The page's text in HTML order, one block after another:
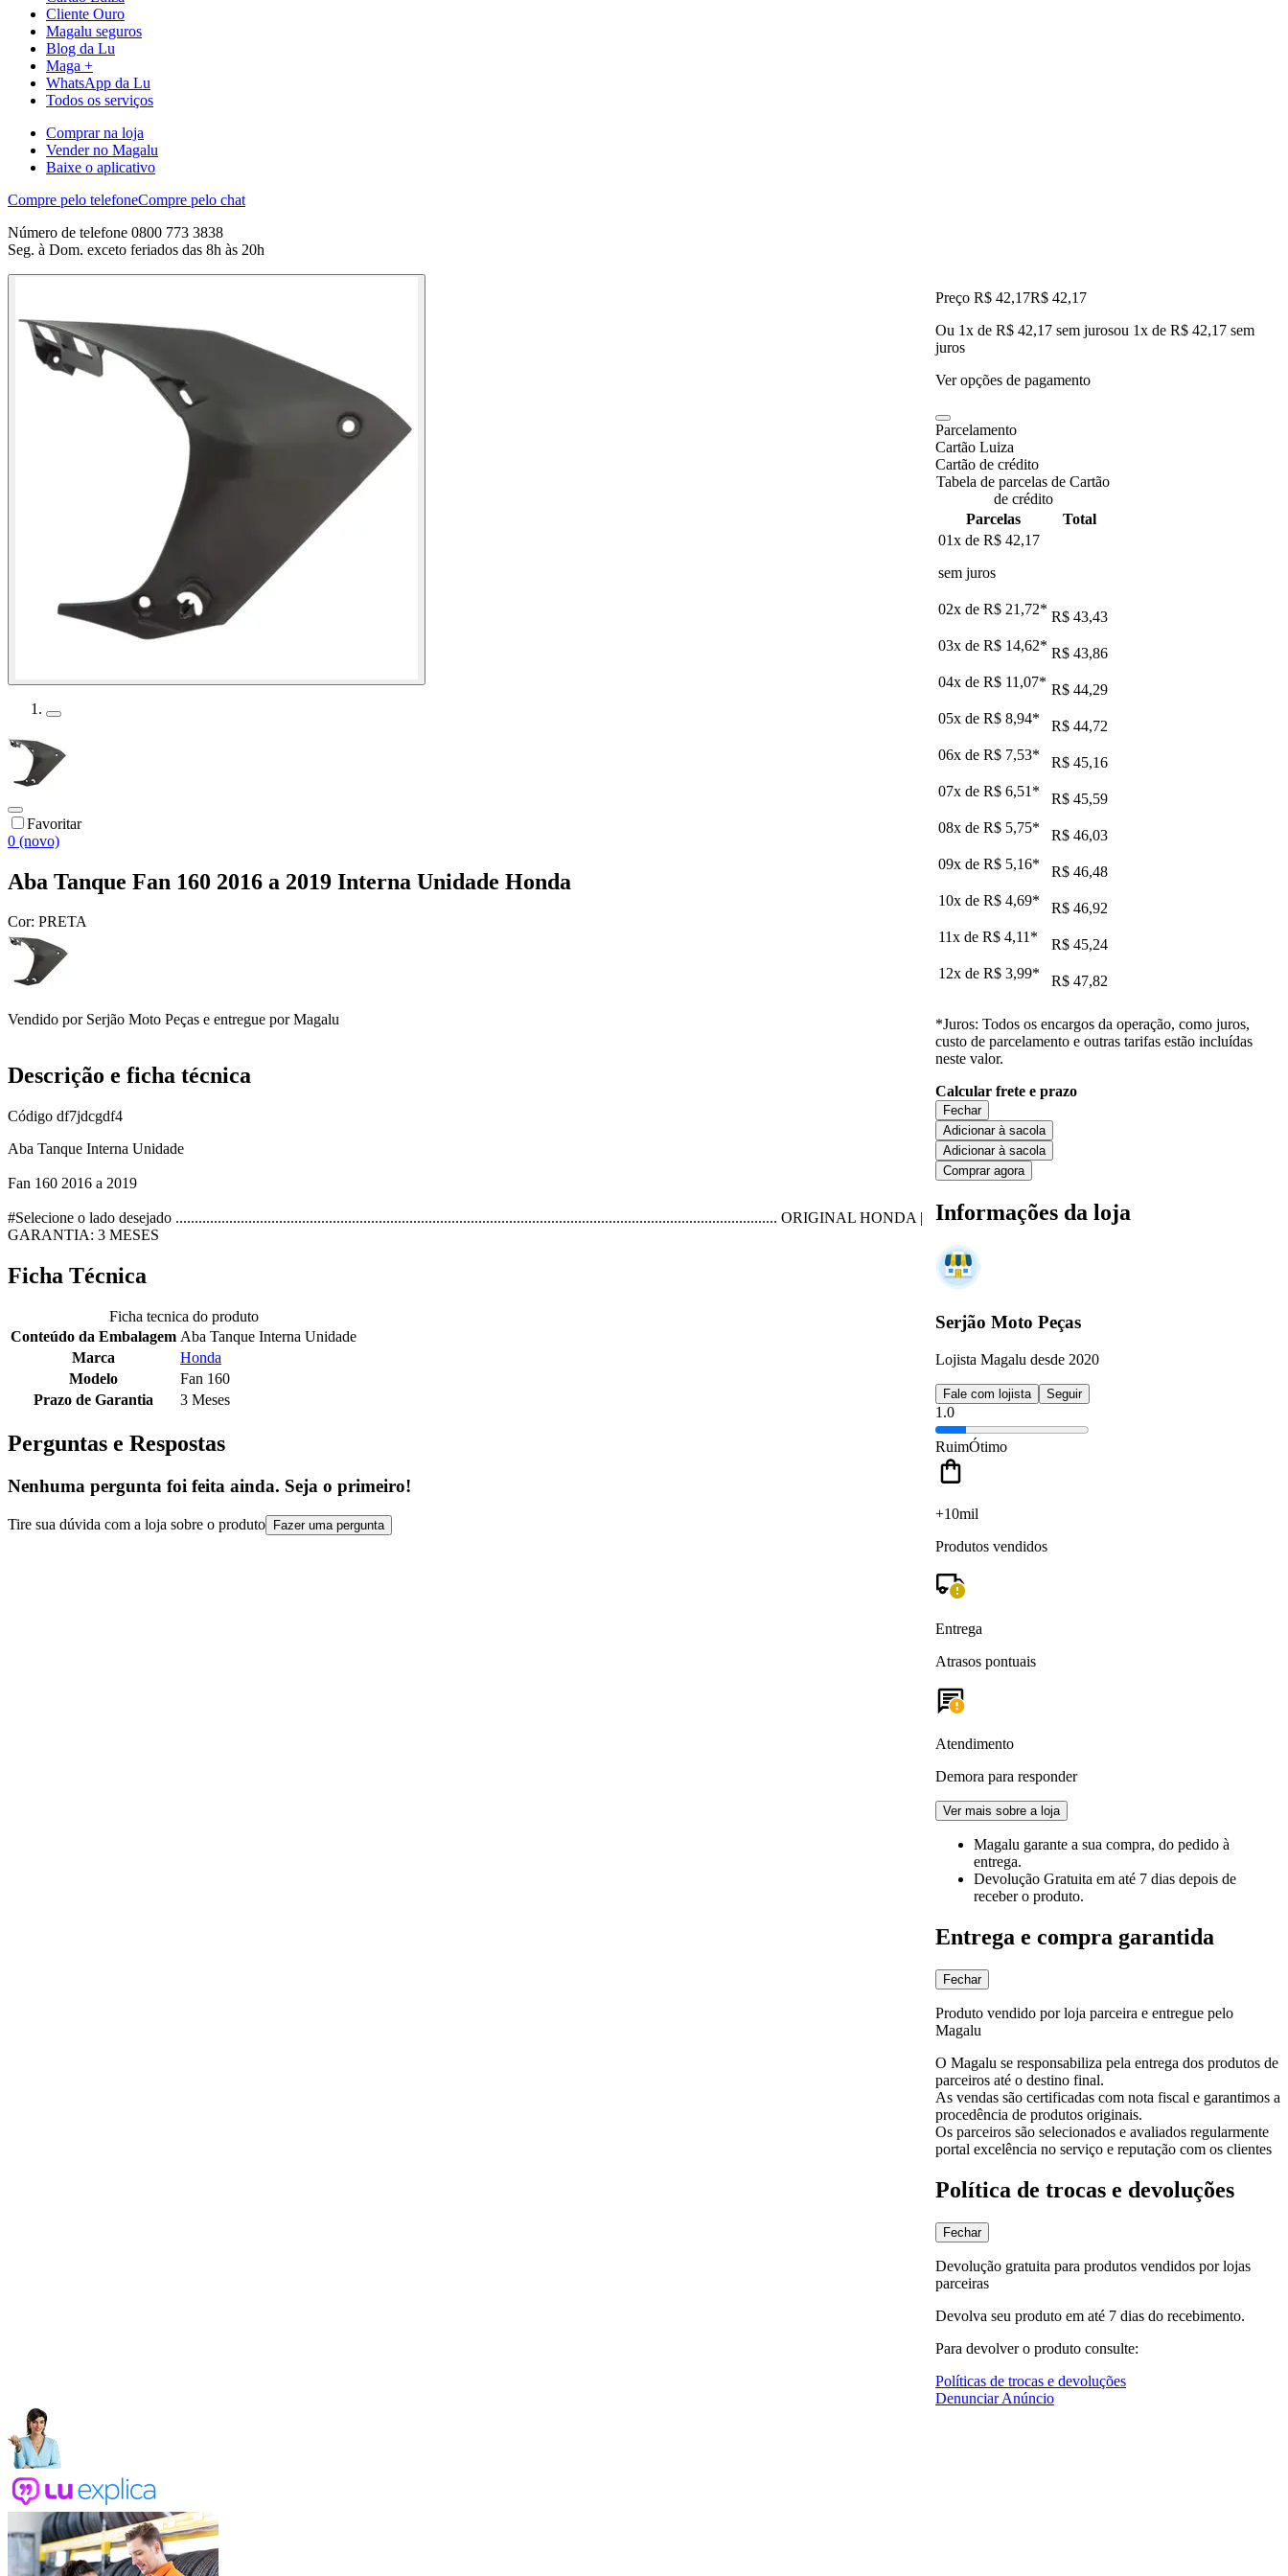
Cliente Ouro
Magalu seguros
Blog da Lu
Maga +
WhatsApp da Lu
Todos os serviços
Comprar na loja
Vender no Magalu
Baixe o aplicativo
Compre pelo telefoneCompre pelo chat
Número de telefone 0800 773 3838
Seg. à Dom. exceto feriados das 8h às 20h
Favoritar
0 (novo)
Aba Tanque Fan 160 2016 a 2019 Interna Unidade Honda
Cor: PRETA
Vendido por Serjão Moto Peças e entregue por Magalu
Preço R$ 42,17R$ 42,17
Ou 1x de R$ 42,17 sem jurosou 1x de R$ 42,17 sem
juros
Ver opções de pagamento
Parcelamento
Cartão Luiza
Cartão de crédito
Tabela de parcelas de Cartão
de crédito
Parcelas
Total
01x de R$ 42,17
sem juros
02x de R$ 21,72* R$ 43,43
03x de R$ 14,62* R$ 43,86
04x de R$ 11,07* R$ 44,29
05x de R$ 8,94*
R$ 44,72
06x de R$ 7,53*
R$ 45,16
07x de R$ 6,51 *
R$ 45,59
08x de R$ 5,75*
R$ 46,03
09x de R$ 5,16*
R$ 46,48
10x de R$ 4,69*
R$ 46,92
11x de R$ 4,11 *
R$ 45,24
12x de R$ 3,99* R$ 47,82
*Juros: Todos os encargos da operação, como juros,
custo de parcelamento e outras tarifas estão incluídas
neste valor.
Calcular frete e prazo
Fechar
Adicionar à sacola
Adicionar à sacola
Comprar agora
Informações da loja
Serjão Moto Peças
Lojista Magalu desde 2020
Fale com lojista Seguir
1.0
RuimÓtimo
+10mil
Produtos vendidos
Entrega
Atrasos pontuais
Atendimento
Demora para responder
Ver mais sobre a loja
Magalu garante a sua compra, do pedido à
entrega.
Devolução Gratuita em até 7 dias depois de
receber o produto.
Entrega e compra garantida
Fechar
Produto vendido por loja parceira e entregue pelo
Magalu
O Magalu se responsabiliza pela entrega dos produtos de
parceiros até o destino final.
As vendas são certificadas com nota fiscal e garantimos a
procedência de produtos originais.
Os parceiros são selecionados e avaliados regularmente
portal excelência no serviço e reputação com os clientes
Política de trocas e devoluções
Fechar
Devolução gratuita para produtos vendidos por lojas
parceiras
Devolva seu produto em até 7 dias do recebimento.
Para devolver o produto consulte:
Políticas de trocas e devoluções
Denunciar Anúncio
Descrição e ficha técnica
Código df7jdcgdf4
Aba Tanque Interna Unidade
Fan 160 2016 a 2019
#Selecione o lado desejado ............................................................................................................................................................. ORIGINAL HONDA |
GARANTIA: 3 MESES
Ficha Técnica
Ficha tecnica do produto
Conteúdo da Embalagem Aba Tanque Interna Unidade
Marca
Honda
Modelo
Fan 160
Prazo de Garantia
3 Meses
Perguntas e Respostas
Nenhuma pergunta foi feita ainda. Seja o primeiro!
Tire sua dúvida com a loja sobre o produto Fazer uma pergunta